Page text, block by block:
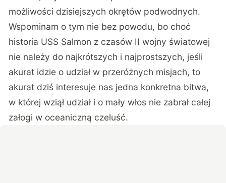
możliwości dzisiejszych okrętów podwodnych.
Wspominam o tym nie bez powodu, bo choć
historia USS Salmon z czasów II wojny światowej
nie należy do najkrótszych i najprostszych, jeśli
akurat idzie o udział w przeróżnych misjach, to
akurat dziś interesuje nas jedna konkretna bitwa,
w której wziął udział i o mały włos nie zabrał całej
załogi w oceaniczną czeluść.